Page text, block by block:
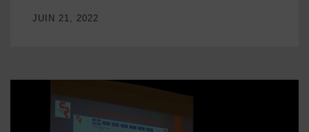
JUIN 21, 2022